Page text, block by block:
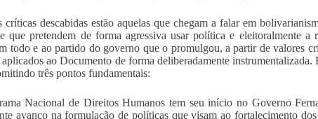
críticas descabidas estão aquelas que chegam a falar em
que pretendem de forma agressiva usar política e eleitoralmente
todo e ao partido do governo que o promulgou, a partir de valores
aplicados ao Documento de forma deliberadamente
três pontos fundamentais:
Nacional de Direitos Humanos tem seu início no Governo
avanço na formulação de políticas que visam ao fortalecimento